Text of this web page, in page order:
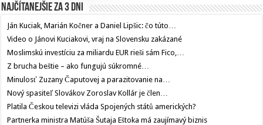
Najčítanejšie za 3 dni
Ján Kuciak, Marián Kočner a Daniel Lipšic: čo túto…
Video o Jánovi Kuciakovi, vraj na Slovensku zakázané
Moslimskú investíciu za miliardu EUR rieši sám Fico,…
Z brucha beštie – ako fungujú súkromné…
Minulosť Zuzany Čaputovej a parazitovanie na…
Nový spasiteľ Slovákov Zoroslav Kollár je člen…
Platila Českou televizi vláda Spojených států amerických?
Partnerka ministra Matúša Šutaja Eštoka má zaujímavý biznis